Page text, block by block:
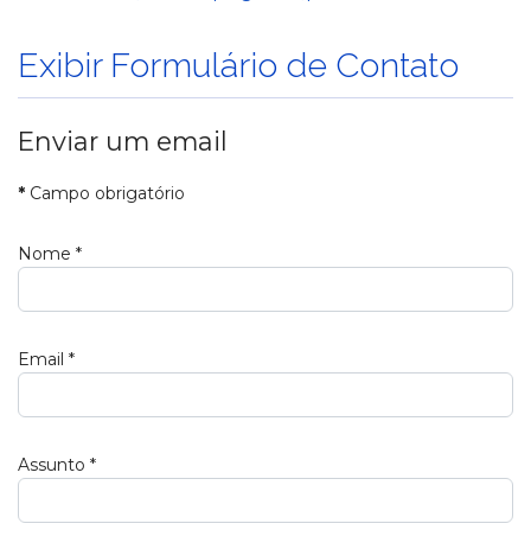
Exibir Formulário de Contato
Enviar um email
* Campo obrigatório
Nome *
Email *
Assunto *